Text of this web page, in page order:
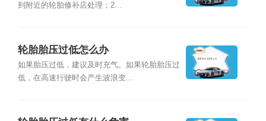
到附近的轮胎修补店处理；2...
轮胎胎压过低怎么办
如果胎压过低，建议及时充气。如果轮胎胎压过
低，在高速行驶时会产生波浪变...